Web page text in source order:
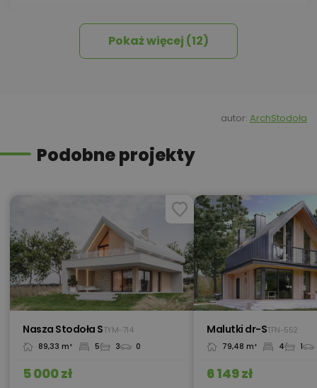
Kredyt hipoteczny z operatem za
450,00 zł
Pompa ciepła 450,00 zł
Przydomowa oczyszczalnia
ścieków
450,00 zł
Płyta styropianowa na wymiar 450,00 zł
Pokaż więcej (12)
autor: ArchStodoła
Podobne projekty
Nasza Stodoła STYM-714
89,33 m² 5 3 0
5 000 zł
Malutki dr-STFN-552
79,48 m² 4 1
6 149 zł